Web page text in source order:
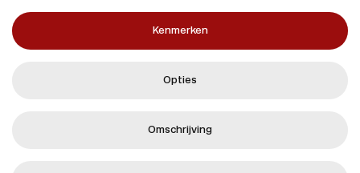
Kenmerken
Opties
Omschrijving